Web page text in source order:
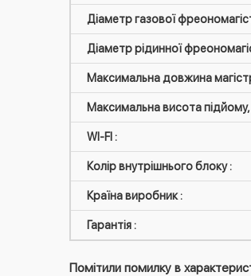
Діаметр газової
Діаметр рідинної
Максимальна довжина
Максимальна висота
WI-FI :
Колір внутрішнього блоку :
Країна виробник :
Гарантія :
Помітили помилку в